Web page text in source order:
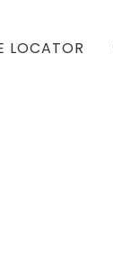
LOCATOR